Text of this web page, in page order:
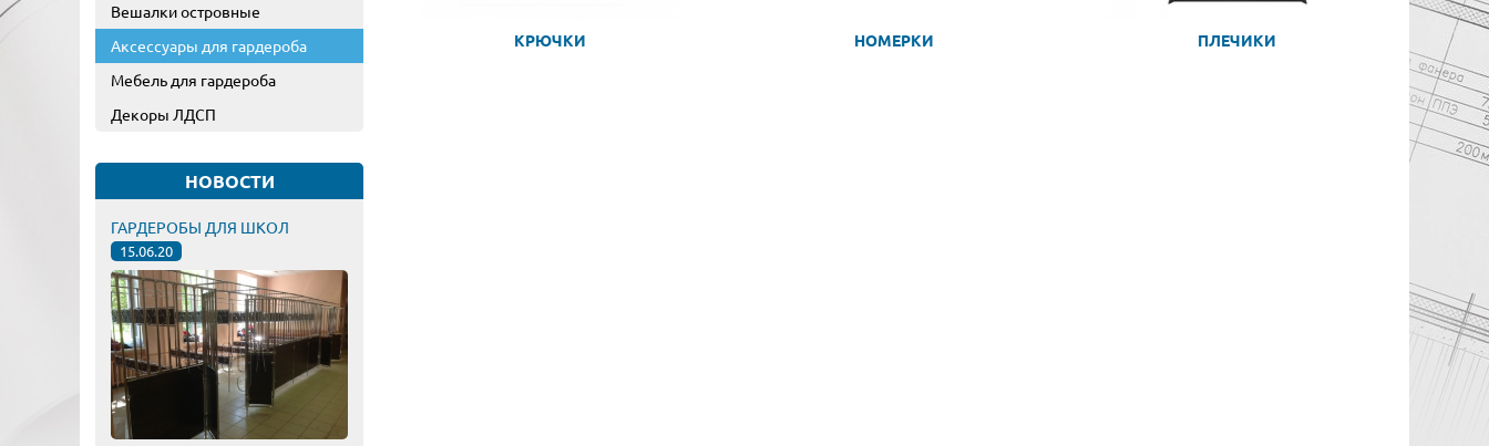
Вешалки островные
Аксессуары для гардероба
Мебель для гардероба
Декоры ЛДСП
НОВОСТИ
ГАРДЕРОБЫ ДЛЯ ШКОЛ
15.06.20
КРЮЧКИ НОМЕРКИ ПЛЕЧИКИ